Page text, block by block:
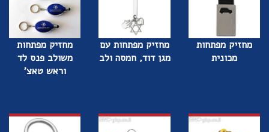
מחזיק מפתחות
מכונית
מחזיק מפתחות עם
מגן דוד, חמסה ולב
מחזיק מפתחות
משולב פנס לד
וראש טאצ'